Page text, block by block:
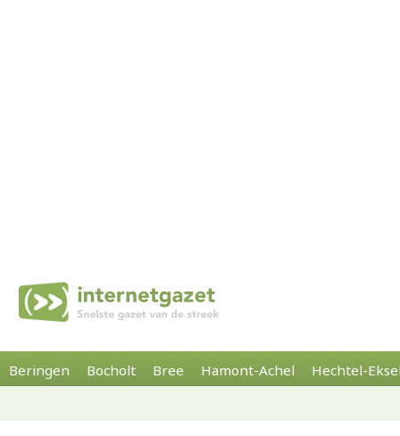
Beringen Bocholt Bree Hamont-Achel Hechtel-